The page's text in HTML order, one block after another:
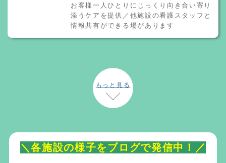
お客様一人ひとりにじっくり向き合い寄り
添うケアを提供／他施設の看護スタッフと
情報共有ができる場があります
もっと見る
＼各施設の様子をブログで発信中！／